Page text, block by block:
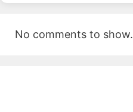
No comments to show.